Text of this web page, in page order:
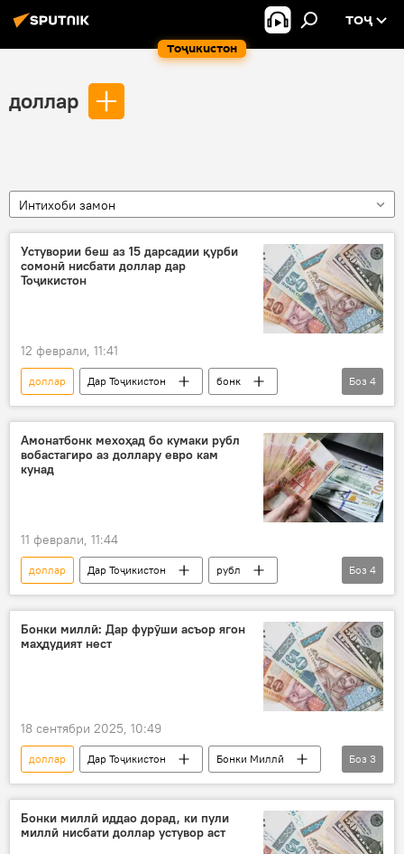
Тоҷикистон
ТОҶ
доллар
Интихоби замон
Устувории беш аз 15 дарсадии қурби
сомонӣ нисбати доллар дар
Тоҷикистон
12 феврали, 11:41
доллар Дар Тоҷикистон
бонк
Бонки Миллӣ
қурб
Қурби асъор
сомонӣ
Боз 4
Амонатбонк мехоҳад бо кумаки рубл
вобастагиро аз доллару евро кам
кунад
11 феврали, 11:44
доллар Дар Тоҷикистон
рубл
молия
бонк
Иқтисод
Амонатбонк
Боз 4
Бонки миллӣ: Дар фурӯши асъор ягон
маҳдудият нест
18 сентябри 2025, 10:49
доллар Дар Тоҷикистон
Бонки Миллӣ
таъмин кардан
молия Иқтисод
Боз 3
Бонки миллӣ иддао дорад, ки пули
миллӣ нисбати доллар устувор аст